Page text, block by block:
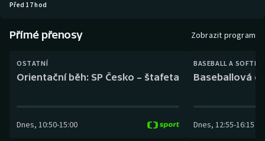
Dostihy
Futsal
Před 17 hod
Přímé přenosy Zobrazit program
OSTATNÍ
Orientační běh: SP Česko – štafeta
Dnes, 10:50-15:00
BASEBALL A
Baseballová
Dnes, 12:55-16:15